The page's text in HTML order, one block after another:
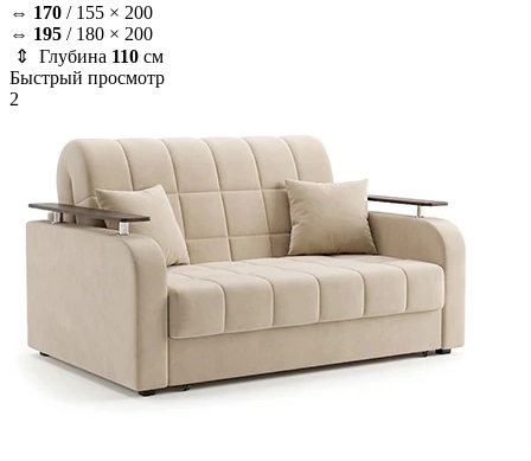
⇔ 170 / 155 × 200
⇔ 195 / 180 × 200
⇕ Глубина 110 см
Быстрый просмотр
2